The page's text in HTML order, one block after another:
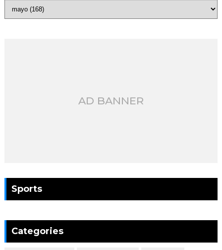
AD BANNER
Sports
Categories